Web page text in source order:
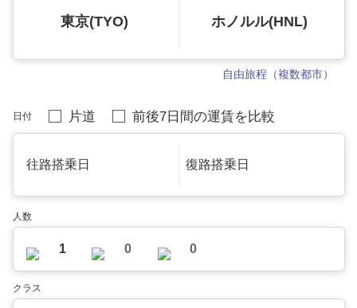
東京(TYO) ホノルル(HNL)
自由旅程（複数都市）
日付 片道 前後7日間の運賃を比較
往路搭乗日 復路搭乗日
人数
1 0 0
クラス